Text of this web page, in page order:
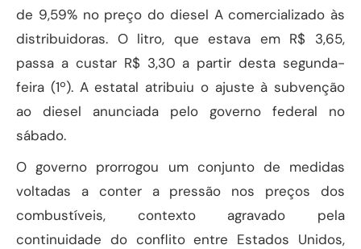
de 9,59% no preço do diesel A comercializado às
distribuidoras. O litro, que estava em R$ 3,65,
passa a custar R$ 3,30 a partir desta segunda-
feira (1º). A estatal atribuiu o ajuste à subvenção
ao diesel anunciada pelo governo federal no
sábado.
O governo prorrogou um conjunto de medidas
voltadas a conter a pressão nos preços dos
combustíveis, contexto agravado pela
continuidade do conflito entre Estados Unidos,